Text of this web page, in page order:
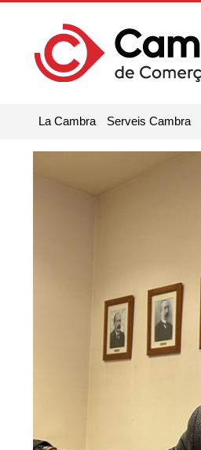
La Cambra Serveis Cambra